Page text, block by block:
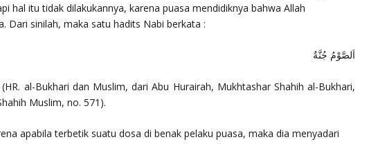
hal itu tidak dilakukannya, karena puasa mendidiknya bahwa Allah
Dari sinilah, maka satu hadits Nabi berkata :
اَلصَّوْمُ جُنَّةٌ
(HR. al-Bukhari dan Muslim, dari Abu Hurairah, Mukhtashar Shahih al-Bukhari,
Muslim, no. 571).
apabila terbetik suatu dosa di benak pelaku puasa, maka dia menyadari